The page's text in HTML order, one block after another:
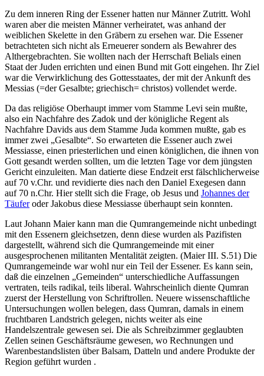
Zu dem inneren Ring der Essener hatten nur Männer Zutritt. Wohl
waren aber die meisten Männer verheiratet, was anhand der
weiblichen Skelette in den Gräbern zu ersehen war. Die Essener
betrachteten sich nicht als Erneuerer sondern als Bewahrer des
Althergebrachten. Sie wollten nach der Herrschaft Belials einen
Staat der Juden errichten und einen Bund mit Gott eingehen. Ihr Ziel
war die Verwirklichung des Gottesstaates, der mit der Ankunft des
Messias (=der Gesalbte; griechisch= christos) vollendet werde.
Da das religiöse Oberhaupt immer vom Stamme Levi sein mußte,
also ein Nachfahre des Zadok und der königliche Regent als
Nachfahre Davids aus dem Stamme Juda kommen mußte, gab es
immer zwei „Gesalbte“. So erwarteten die Essener auch zwei
Messiasse, einen priesterlichen und einen königlichen, die ihnen von
Gott gesandt werden sollten, um die letzten Tage vor dem jüngsten
Gericht einzuleiten. Man datierte diese Endzeit erst fälschlicherweise
auf 70 v.Chr. und revidierte dies nach den Daniel Exegesen dann
auf 70 n.Chr. Hier stellt sich die Frage, ob Jesus und Johannes der
Täuferoder Jakobus diese Messiasse überhaupt sein konnten.
Laut Johann Maier kann man die Qumrangemeinde nicht unbedingt
mit den Essenern gleichsetzen, denn diese wurden als Pazifisten
dargestellt, während sich die Qumrangemeinde mit einer
ausgesprochenen militanten Mentalität zeigten. (Maier III. S.51) Die
Qumrangemeinde war wohl nur ein Teil der Essener. Es kann sein,
daß die einzelnen „Gemeinden“ unterschiedliche Auffassungen
vertraten, teils radikal, teils liberal. Wahrscheinlich diente Qumran
zuerst der Herstellung von Schriftrollen. Neuere wissenschaftliche
Untersuchungen wollen belegen, dass Qumran, damals in einem
fruchtbaren Landstrich gelegen, nichts weiter als eine
Handelszentrale gewesen sei. Die als Schreibzimmer geglaubten
Zellen seinen Geschäftsräume gewesen, wo Rechnungen und
Warenbestandslisten über Balsam, Datteln und andere Produkte der
Region geführt wurden .